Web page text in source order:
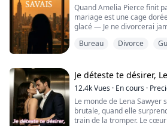
Quand Amelia Pierce finit
mariage est une cage
glacé — Je ne divorcerai
patron, son plus vieux
Dans un monde de salles
tours et...
Bureau Divorce
Je déteste te désirer,
12.4kVues · En cours ·
Le monde de Lena Sawyer
brutale, quand elle
train de la tromper. Le